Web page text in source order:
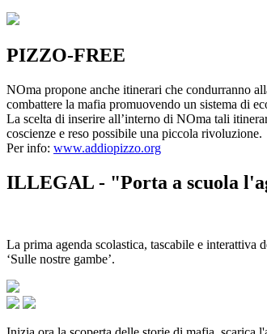
PIZZO-FREE
NOma propone anche itinerari che condurranno
combattere la mafia promuovendo un sistema di
La scelta di inserire all’interno di NOma tali
coscienze e reso possibile una piccola rivoluzione.
Per info: www.addiopizzo.org
ILLEGAL - "Porta a scuola
La prima agenda scolastica, tascabile e interattiva
‘Sulle nostre gambe’.